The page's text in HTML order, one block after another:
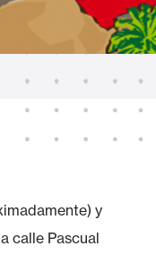
y
calle Pascual